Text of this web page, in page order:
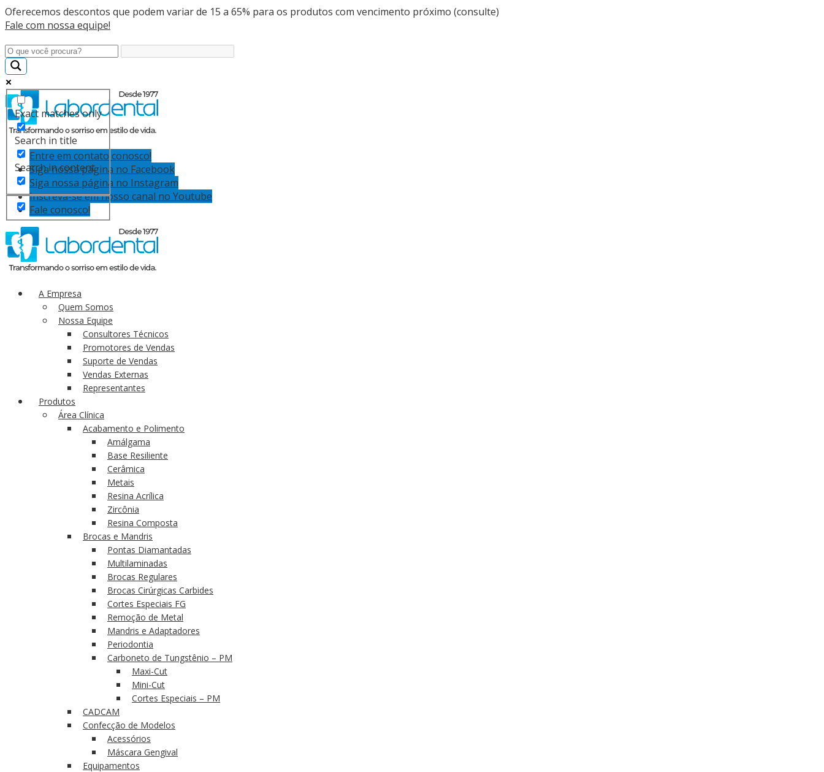
Oferecemos descontos que podem variar de 15 a 65% para os produtos com vencimento próximo (consulte)
Fale com nossa equipe!
Exact matches only
Search in title
Search in content
Entre em contato conosco!
Siga nossa página no Facebook
Siga nossa página no Instagram
Inscreva-se em nosso canal no Youtube
Fale conosco!
A Empresa
Quem Somos
Nossa Equipe
Consultores Técnicos
Promotores de Vendas
Suporte de Vendas
Vendas Externas
Representantes
Produtos
Área Clínica
Acabamento e Polimento
Amálgama
Base Resiliente
Cerâmica
Metais
Resina Acrílica
Zircônia
Resina Composta
Brocas e Mandris
Pontas Diamantadas
Multilaminadas
Brocas Regulares
Brocas Cirúrgicas Carbides
Cortes Especiais FG
Remoção de Metal
Mandris e Adaptadores
Periodontia
Carboneto de Tungstênio – PM
Maxi-Cut
Mini-Cut
Cortes Especiais – PM
CADCAM
Confecção de Modelos
Acessórios
Máscara Gengival
Equipamentos